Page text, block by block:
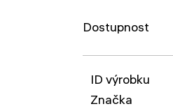
Dostupnost
ID výrobku
Značka